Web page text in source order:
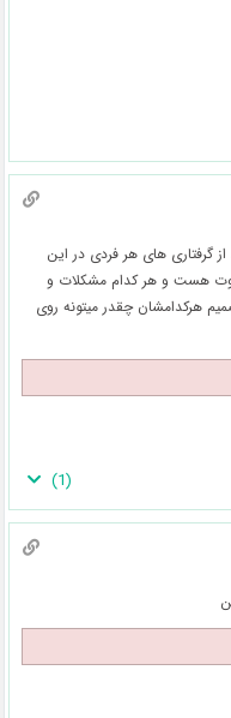
گرفتاری های هر فردی در این
هست و هر کدام مشکلات و
هرکدامشان چقدر میتونه روی
(
1
)